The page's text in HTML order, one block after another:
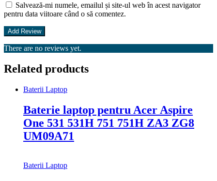
Salvează-mi numele, emailul și site-ul web în acest navigator
pentru data viitoare când o să comentez.
There are no reviews yet.
Related products
Baterii Laptop
Baterie laptop pentru Acer Aspire
One 531 531H 751 751H ZA3 ZG8
UM09A71
Baterii Laptop